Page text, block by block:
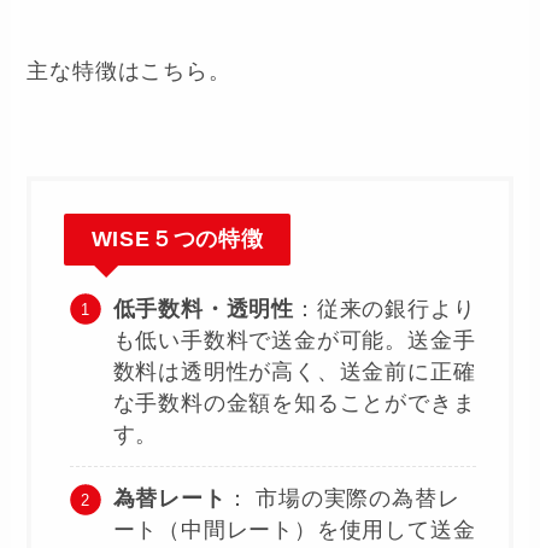
主な特徴はこちら。
WISE５つの特徴
低手数料・透明性 ：従来の銀行より
も低い手数料で送金が可能。送金手
数料は透明性が高く、送金前に正確
な手数料の金額を知ることができま
す。
為替レート ： 市場の実際の為替レ
ート（中間レート）を使用して送金